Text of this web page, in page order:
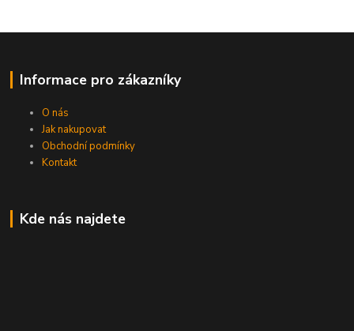
Informace pro zákazníky
O nás
Jak nakupovat
Obchodní podmínky
Kontakt
Kde nás najdete